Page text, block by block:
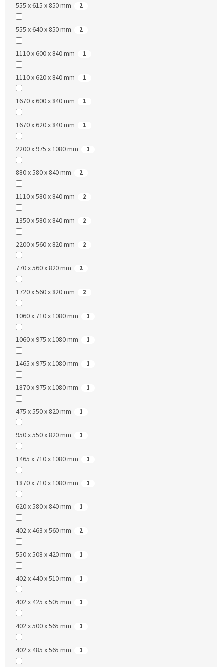
555 x 615 x 850 mm 2
555 x 640 x 850 mm 2
1110 x 600 x 840 mm 1
1110 x 620 x 840 mm 1
1670 x 600 x 840 mm 1
1670 x 620 x 840 mm 1
2200 x 975 x 1080 mm 1
880 x 580 x 840 mm 2
1110 x 580 x 840 mm 2
1350 x 580 x 840 mm 2
2200 x 560 x 820 mm 2
770 x 560 x 820 mm 2
1720 x 560 x 820 mm 2
1060 x 710 x 1080 mm 1
1060 x 975 x 1080 mm 1
1465 x 975 x 1080 mm 1
1870 x 975 x 1080 mm 1
475 x 550 x 820 mm 1
950 x 550 x 820 mm 1
1465 x 710 x 1080 mm 1
1870 x 710 x 1080 mm 1
620 x 580 x 840 mm 1
402 x 463 x 560 mm 2
550 x 508 x 420 mm 1
402 x 440 x 510 mm 1
402 x 425 x 505 mm 1
402 x 500 x 565 mm 1
402 x 485 x 565 mm 1